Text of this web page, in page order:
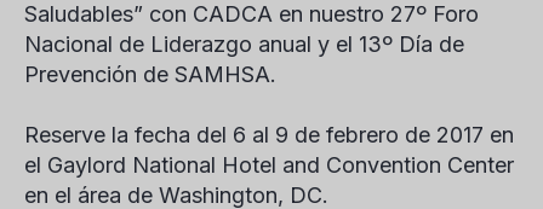
Saludables” con CADCA en nuestro 27º Foro
Nacional de Liderazgo anual y el 13º Día de
Prevención de SAMHSA.
Reserve la fecha del 6 al 9 de febrero de 2017 en
el Gaylord National Hotel and Convention Center
en el área de Washington, DC.